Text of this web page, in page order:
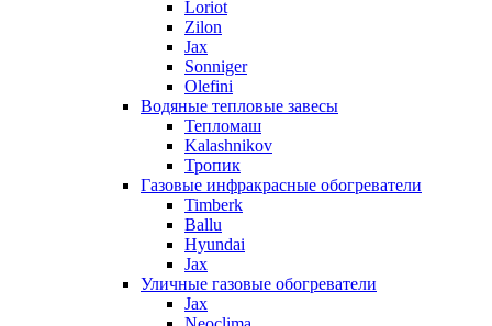
Loriot
Zilon
Jax
Sonniger
Olefini
Водяные тепловые завесы
Тепломаш
Kalashnikov
Тропик
Газовые инфракрасные обогреватели
Timberk
Ballu
Hyundai
Jax
Уличные газовые обогреватели
Jax